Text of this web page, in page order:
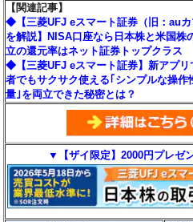
【関連記事】
◆【三菱UFJ eスマート証券（旧：au
を解説】NISA口座なら日本株と米国株
立の還元率はネット証券トップクラス
◆【三菱UFJ eスマート証券】新アプ
者でもサクサク使える｢シンプルな操
量｣を両立できた秘密とは？
▼【ザイ限定】2000円プレゼ